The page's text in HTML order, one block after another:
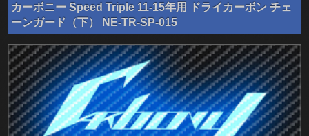
カーボニー Speed Triple 11-15年用 ドライカーボン チェ
ーンガード（下） NE-TR-SP-015